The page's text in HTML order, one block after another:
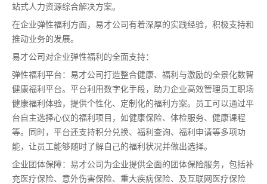
站式人力资源综合解决方案。
在企业弹性福利方面，易才公司有着深厚的实践经验，积极支持和
推动业务的发展。
易才公司对企业弹性福利的全面支持：
弹性福利平台：易才公司打造整合健康、福利与激励的全景化数智
健康福利平台。平台利用数字化手段，助力企业高效管理员工职场
健康福利体验，提供个性化、定制化的福利方案。员工可以通过平
台自主选择心仪的福利项目，如健康保险、体检服务、健康课程
等。同时，平台还支持积分兑换、福利查询、福利申请等多项功
能，让员工能够随时了解自己的福利状况并做出选择。
企业团体保障：易才公司为企业提供全面的团体保险服务，包括补
充医疗保险、意外伤害保险、重大疾病保险、及互联网医疗保险